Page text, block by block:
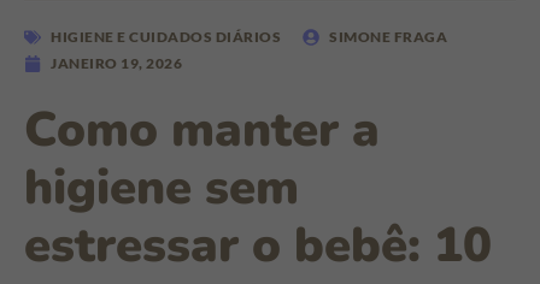
HIGIENE E CUIDADOS DIÁRIOS
SIMONE FRAGA
JANEIRO 19, 2026
Como manter a
higiene sem
estressar o bebê: 10